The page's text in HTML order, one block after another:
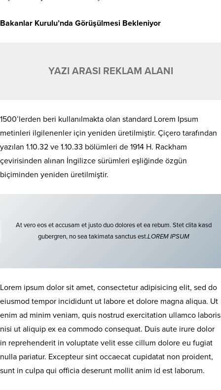
Bakanlar Kurulu’nda Görüşülmesi Bekleniyor
YAZI ARASI REKLAM ALANI
1500’lerden beri kullanılmakta olan standard Lorem Ipsum
metinleri ilgilenenler için yeniden üretilmiştir. Çiçero tarafından
yazılan 1.10.32 ve 1.10.33 bölümleri de 1914 H. Rackham
çevirisinden alınan İngilizce sürümleri eşliğinde özgün
biçiminden yeniden üretilmiştir.
At vero eos et accusam et justo duo dolores et ea rebum. Stet clita kasd
gubergren, no sea takimata sanctus est.LOREM IPSUM
Lorem ipsum dolor sit amet, consectetur adipisicing elit, sed do
eiusmod tempor incididunt ut labore et dolore magna aliqua. Ut
enim ad minim veniam, quis nostrud exercitation ullamco laboris
nisi ut aliquip ex ea commodo consequat. Duis aute irure dolor
in reprehenderit in voluptate velit esse cillum dolore eu fugiat
nulla pariatur. Excepteur sint occaecat cupidatat non proident,
sunt in culpa qui officia deserunt mollit anim id est laborum.